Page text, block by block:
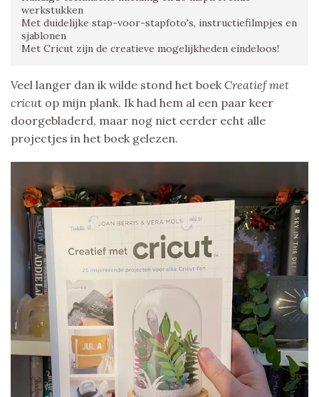
werkstukken
Met duidelijke stap-voor-stapfoto's, instructiefilmpjes en
sjablonen
Met Cricut zijn de creatieve mogelijkheden eindeloos!
Veel langer dan ik wilde stond het boek Creatief met
cricut op mijn plank. Ik had hem al een paar keer
doorgebladerd, maar nog niet eerder echt alle
projectjes in het boek gelezen.